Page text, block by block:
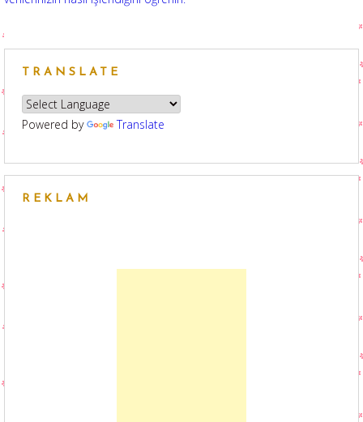
TRANSLATE
Powered by Translate
REKLAM